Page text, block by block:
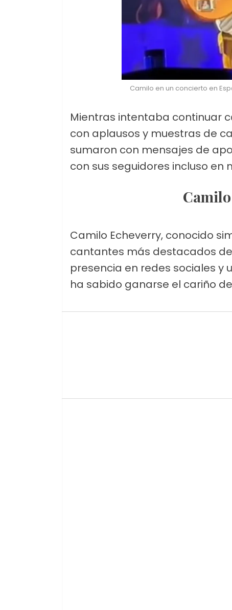
Camilo en un concierto en
Mientras intentaba continuar
con aplausos y muestras de
sumaron con mensajes de
con sus seguidores incluso en
Camilo Echeverry, conocido
cantantes más destacados
presencia en redes sociales y
ha sabido ganarse el cariño